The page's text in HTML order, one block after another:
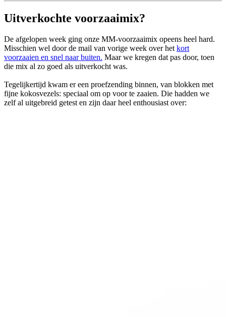
Uitverkochte voorzaaimix?
De afgelopen week ging onze MM-voorzaaimix opeens heel hard.
Misschien wel door de mail van vorige week over hetkort
voorzaaien en snel naar buiten. Maar we kregen dat pas door, toen
die mix al zo goed als uitverkocht was.
Tegelijkertijd kwam er een proefzending binnen, van blokken met
fijne kokosvezels: speciaal om op voor te zaaien. Die hadden we
zelf al uitgebreid getest en zijn daar heel enthousiast over: